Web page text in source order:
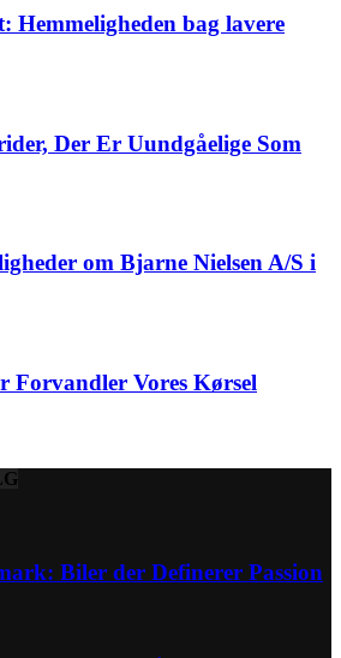
Hemmeligheden bag lavere
Der Er Uundgåelige Som
om Bjarne Nielsen A/S i
Forvandler Vores Kørsel
Biler der Definerer Passion